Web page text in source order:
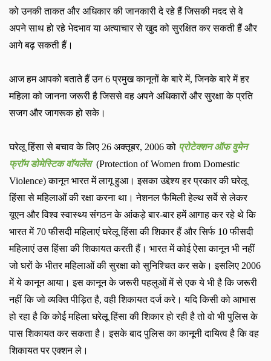
को उनकी ताकत और अधिकार की जानकारी दे रहे हैं जिसकी मदद से वे
अपने साथ हो रहे भेदभाव या अत्‍याचार से खुद को सुरक्षित कर सकती हैं और
आगे बढ़ सकती हैं।
आज हम आपको बताते हैं उन6प्रमुख कानूनों के बारे में,जिनके बारे में हर
महिला को जानना जरूरी है जिससे वह अपने अधिकारों और सुरक्षा के प्रति
सजग और जागरूक हो सके।
घरेलू हिंसा से बचाव के लिए 26 अक्‍तूबर, 2006को प्रोटेक्‍शन ऑफ वुमेन
फ्रॉम डोमेस्टिक वॉयलेंस (Protection of Women from Domestic
Violence)कानून भारत में लागू हुआ। इसका उद्देश्‍य हर प्रकार की घरेलू
हिंसा से महिलाओं की रक्षा करना था। नेशनल फैमिली हेल्‍थ सर्वे से लेकर
यूएन और विश्‍व स्‍वास्‍थ्‍य संगठन के आंकड़े बार-बार हमें आगाह कर रहे थे कि
भारत में 70फीसदी महिलाएं घरेलू हिंसा की शिकार हैं और सिर्फ 10फीसदी
महिलाएं उस हिंसा की शिकायत करती हैं। भारत में कोई ऐसा कानून भी नहीं
जो घरों के भीतर महिलाओं की सुरक्षा को सुनिश्चित कर सके। इसलिए 2006
में ये कानून आया। इस कानून के जरूरी पहलुओं में से एक ये भी है कि जरूरी
नहीं कि जो व्‍यक्ति पीड़ित है,वही शिकायत दर्ज करे। यदि किसी को आभास
हो रहा है कि कोई महिला घरेलू हिंसा की शिकार हो रही है तो वो भी पुलिस के
पास शिकायत कर सकता है। इसके बाद पुलिस का कानूनी दायित्‍व है कि वह
शिकायत पर एक्‍शन ले।